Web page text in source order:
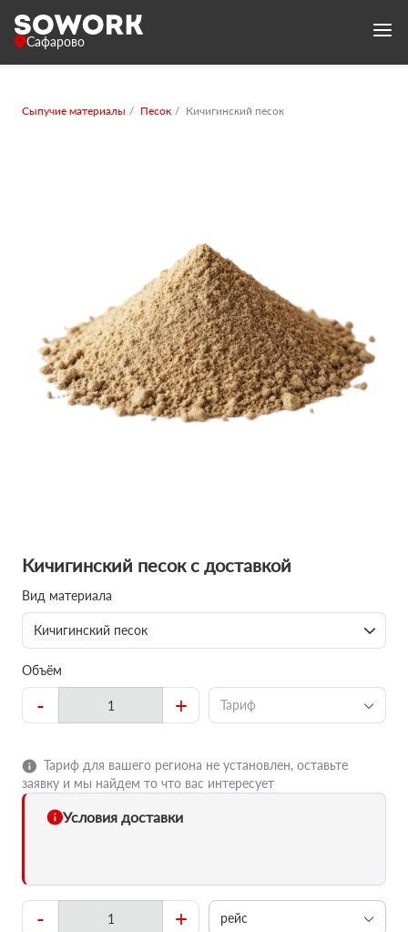
Сафарово
Сыпучие материалы Песок Кичигинский песок
Кичигинский песок с доставкой
Вид материала
Кичигинский песок
Объём
- + Тариф
Тариф для вашего региона не установлен, оставьте
заявку и мы найдем то что вас интересует
Условия доставки
- + рейс